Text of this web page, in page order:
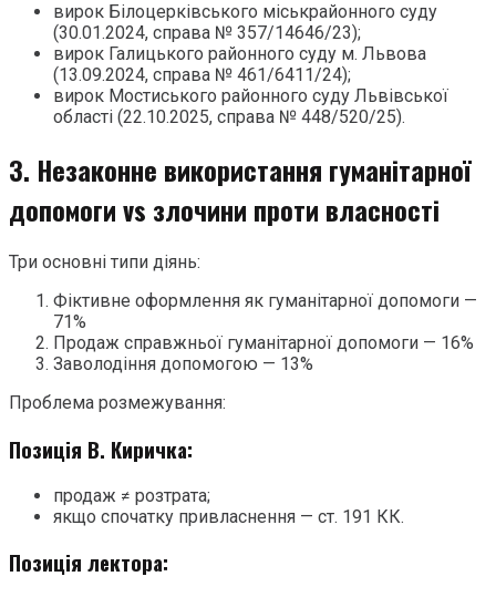
вирок Білоцерківського міськрайонного суду
(30.01.2024, справа № 357/14646/23);
вирок Галицького районного суду м. Львова
(13.09.2024, справа № 461/6411/24);
вирок Мостиського районного суду Львівської
області (22.10.2025, справа № 448/520/25).
3. Незаконне використання гуманітарної
допомоги vs злочини проти власності
Три основні типи діянь:
Фіктивне оформлення як гуманітарної допомоги —
71%
Продаж справжньої гуманітарної допомоги — 16%
Заволодіння допомогою — 13%
Проблема розмежування:
Позиція В. Киричка:
продаж ≠ розтрата;
якщо спочатку привласнення — ст. 191 КК.
Позиція лектора: